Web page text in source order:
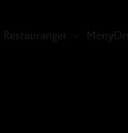
Restauranger Meny